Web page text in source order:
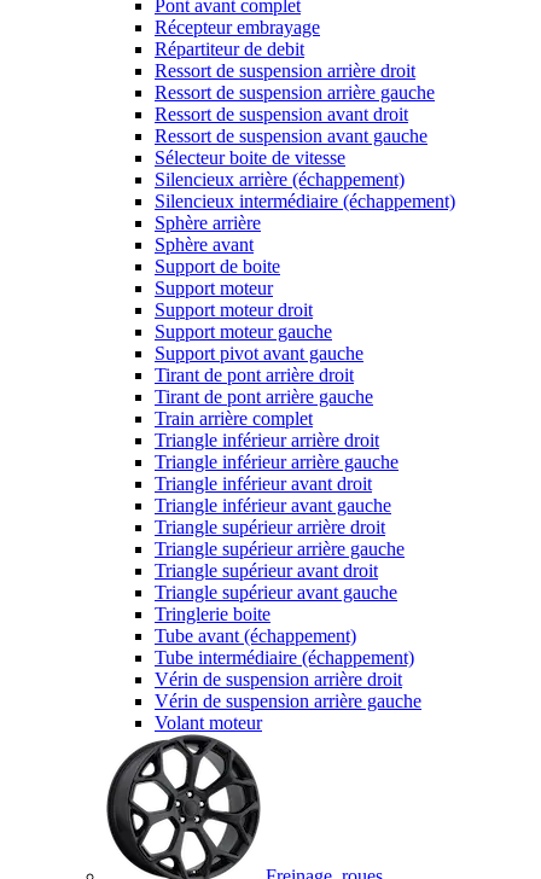
Pont avant complet
Récepteur embrayage
Répartiteur de debit
Ressort de suspension arrière droit
Ressort de suspension arrière gauche
Ressort de suspension avant droit
Ressort de suspension avant gauche
Sélecteur boite de vitesse
Silencieux arrière (échappement)
Silencieux intermédiaire (échappement)
Sphère arrière
Sphère avant
Support de boite
Support moteur
Support moteur droit
Support moteur gauche
Support pivot avant gauche
Tirant de pont arrière droit
Tirant de pont arrière gauche
Train arrière complet
Triangle inférieur arrière droit
Triangle inférieur arrière gauche
Triangle inférieur avant droit
Triangle inférieur avant gauche
Triangle supérieur arrière droit
Triangle supérieur arrière gauche
Triangle supérieur avant droit
Triangle supérieur avant gauche
Tringlerie boite
Tube avant (échappement)
Tube intermédiaire (échappement)
Vérin de suspension arrière droit
Vérin de suspension arrière gauche
Volant moteur